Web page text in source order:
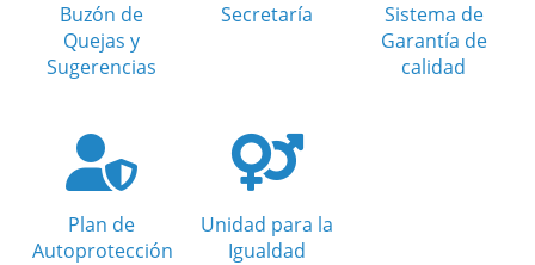
Buzón de
Quejas y
Sugerencias
Secretaría
Sistema de
Garantía de
calidad
Plan de
Autoprotección
Unidad para la
Igualdad